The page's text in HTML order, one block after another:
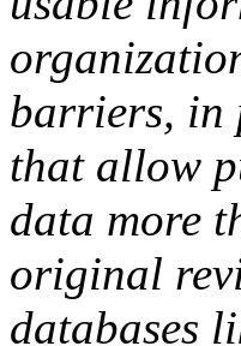
barriers, in
that allow
data more
original
databases